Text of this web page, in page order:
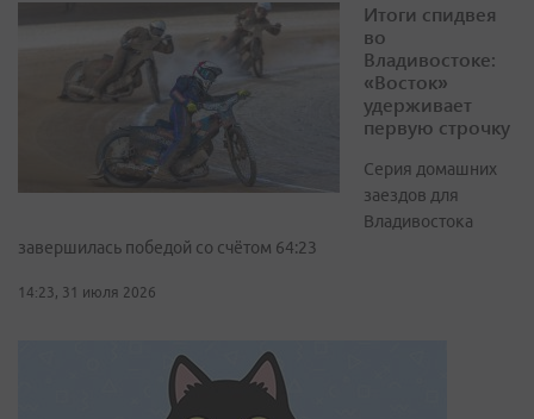
Итоги спидвея
во
Владивостоке:
«Восток»
удерживает
первую строчку
Серия домашних
заездов для
Владивостока
завершилась победой со счётом 64:23
14:23, 31 июля 2026